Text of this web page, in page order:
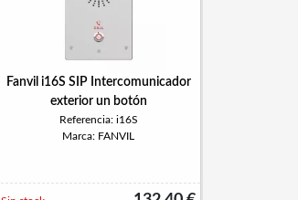
Fanvil i16S SIP Intercomunicador
exterior un botón
Referencia: i16S
Marca: FANVIL